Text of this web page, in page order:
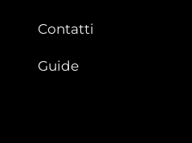
Contatti
Guide